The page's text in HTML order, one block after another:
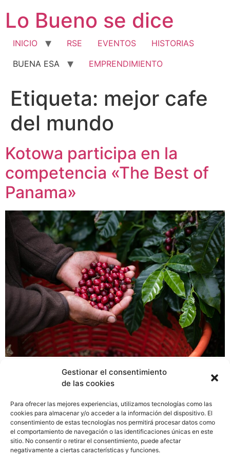
Gestionar el consentimiento
de las cookies
Para ofrecer las mejores experiencias, utilizamos tecnologías como las
cookies para almacenar y/o acceder a la información del dispositivo. El
consentimiento de estas tecnologías nos permitirá procesar datos como
el comportamiento de navegación o las identificaciones únicas en este
sitio. No consentir o retirar el consentimiento, puede afectar
negativamente a ciertas características y funciones.
contenido
Lo Bueno se dice
INICIO RSE EVENTOS
HISTORIAS
BUENA ESA
EMPRENDIMIENTO
Etiqueta: mejor cafe
del mundo
Kotowa participa en la
competencia «The Best of
Panama»
apostando por su excepcional sabor, consistencia y alta
calidad de su café, participa en la 27° edición del The
Best of Panama, competencia que celebra la excelencia
en la producción cafetera en Panamá. Kotowa este año
participa en las categorías: Geisha Natural y Varietal
Natural. La competencia The Best of Panama se realiza
en Boquete hasta el 3 de junio. En años anteriores